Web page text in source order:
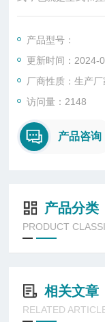
作柱和挂式防爆防
1.适用于爆炸性气
2.适用于ⅡA,ⅡB,ⅡC类
产品型号：
更新时间：2024-
厂商性质：生产厂
访问量：2148
产品咨询
产品分类
PRODUCT
相关文章
RELATED